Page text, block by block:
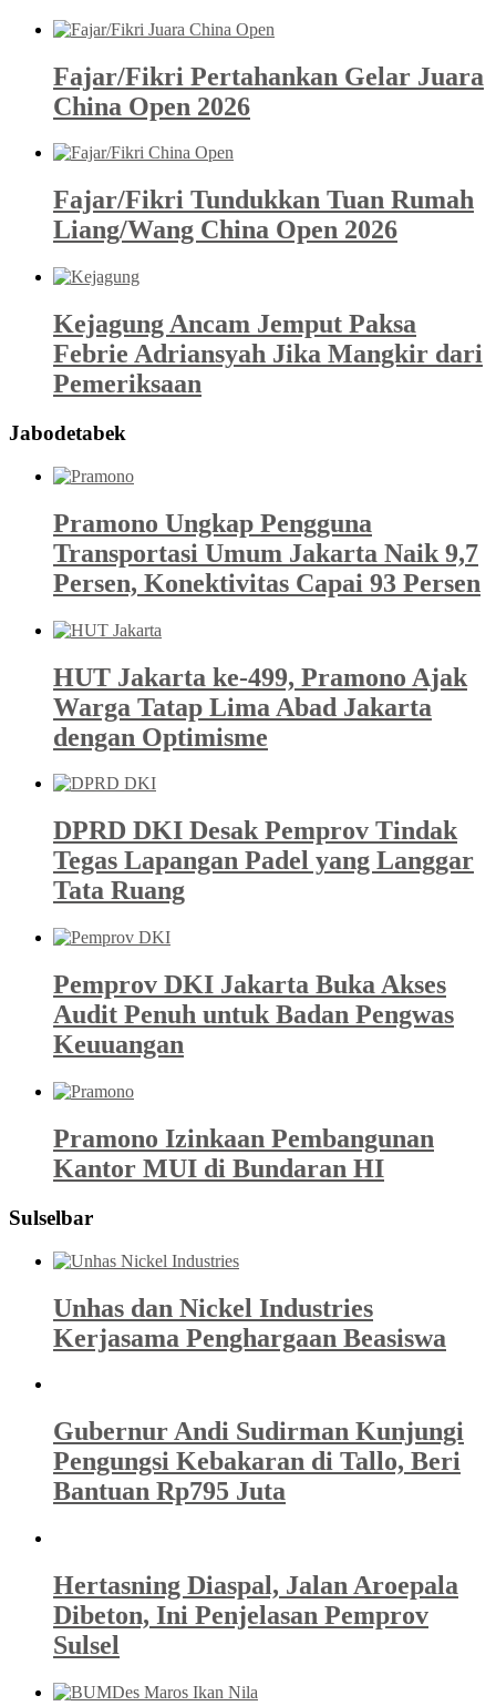
Fajar/Fikri Pertahankan Gelar Juara
China Open 2026
Fajar/Fikri Tundukkan Tuan Rumah
Liang/Wang China Open 2026
Kejagung Ancam Jemput Paksa
Febrie Adriansyah Jika Mangkir dari
Pemeriksaan
Jabodetabek
Pramono Ungkap Pengguna
Transportasi Umum Jakarta Naik 9,7
Persen, Konektivitas Capai 93 Persen
HUT Jakarta ke-499, Pramono Ajak
Warga Tatap Lima Abad Jakarta
dengan Optimisme
DPRD DKI Desak Pemprov Tindak
Tegas Lapangan Padel yang Langgar
Tata Ruang
Pemprov DKI Jakarta Buka Akses
Audit Penuh untuk Badan Pengwas
Keuuangan
Pramono Izinkaan Pembangunan
Kantor MUI di Bundaran HI
Sulselbar
Unhas dan Nickel Industries
Kerjasama Penghargaan Beasiswa
Gubernur Andi Sudirman Kunjungi
Pengungsi Kebakaran di Tallo, Beri
Bantuan Rp795 Juta
Hertasning Diaspal, Jalan Aroepala
Dibeton, Ini Penjelasan Pemprov
Sulsel